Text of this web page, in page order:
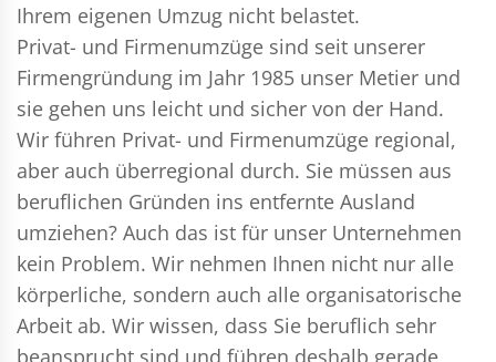
Ihrem eigenen Umzug nicht belastet.
Privat- und Firmenumzüge sind seit unserer
Firmengründung im Jahr 1985 unser Metier und
sie gehen uns leicht und sicher von der Hand.
Wir führen Privat- und Firmenumzüge regional,
aber auch überregional durch. Sie müssen aus
beruflichen Gründen ins entfernte Ausland
umziehen? Auch das ist für unser Unternehmen
kein Problem. Wir nehmen Ihnen nicht nur alle
körperliche, sondern auch alle organisatorische
Arbeit ab. Wir wissen, dass Sie beruflich sehr
beansprucht sind und führen deshalb gerade